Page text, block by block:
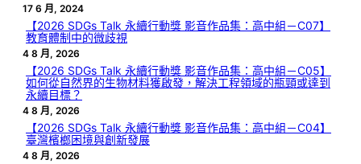
17 6 月, 2024
【2026 SDGs Talk 永續行動獎 影音作品集：高中組－C07】
教育體制中的微歧視
4 8 月, 2026
【2026 SDGs Talk 永續行動獎 影音作品集：高中組－C05】
如何從自然界的生物材料獲啟發，解決工程領域的瓶頸或達到
永續目標？
4 8 月, 2026
【2026 SDGs Talk 永續行動獎 影音作品集：高中組－C04】
臺灣檳榔困境與創新發展
4 8 月, 2026